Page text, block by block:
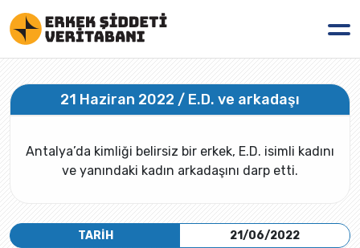
21 Haziran 2022 / E.D. ve arkadaşı
Antalya’da kimliği belirsiz bir erkek, E.D. isimli kadını
ve yanındaki kadın arkadaşını darp etti.
TARİH 21/06/2022